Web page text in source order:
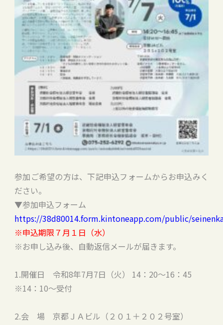
参加ご希望の方は、下記申込フォームからお申込みく
ださい。
▼参加申込フォーム
https://38d80014.form.kintoneapp.com/public/
※申込期限７月１日（水）
※お申し込み後、自動返信メールが届きます。
1.開催日 令和8年7月7日（火） 14：20～16：45
※14：10～受付
2.会 場 京都ＪＡビル（２０１＋２０２号室）